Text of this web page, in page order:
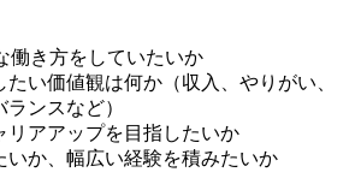
働き方をしていたいか
い価値観は何か（収入、やりがい、
ンスなど）
リアアップを目指したいか
いか、幅広い経験を積みたいか